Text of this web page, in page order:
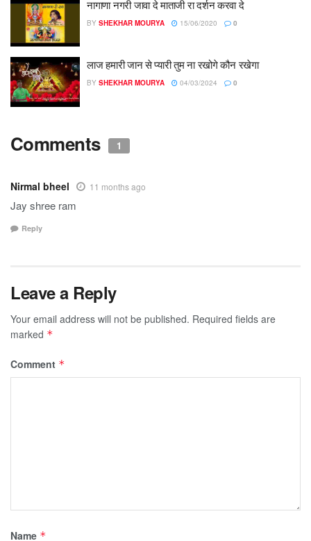
नागाणा नगरी जावा दे माताजी रा दर्शन करवा दे
BY SHEKHAR MOURYA 15/06/2020 0
लाज हमारी जान से प्यारी तुम ना रखोगे कौन रखेगा
BY SHEKHAR MOURYA 04/03/2024 0
Comments 1
Nirmal bheel 11 months ago
Jay shree ram
Reply
Leave a Reply
Your email address will not be published. Required fields are
marked *
Comment *
Name *